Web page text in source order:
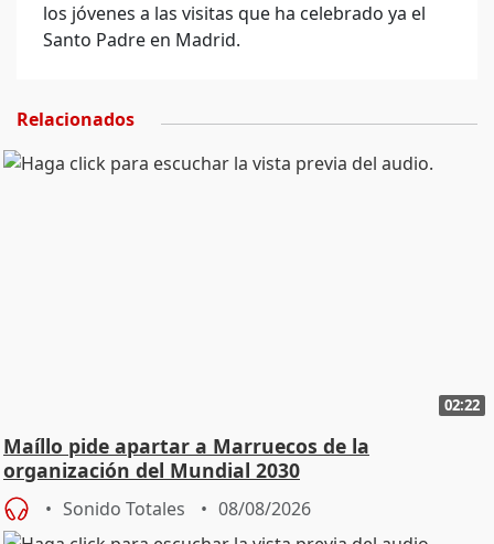
los jóvenes a las visitas que ha celebrado ya el
Santo Padre en Madrid.
Relacionados
02:22
Maíllo pide apartar a Marruecos de la
organización del Mundial 2030
Sonido Totales 08/08/2026